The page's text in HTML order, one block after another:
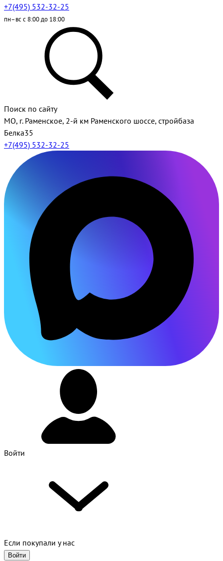
+7(495) 532-32-25
пн–вс с 8:00 до 18:00
Поиск по сайту
МО, г. Раменское, 2-й км Раменского шоссе, стройбаза
Белка35
+7(495) 532-32-25
Войти
Если покупали у нас
Войти